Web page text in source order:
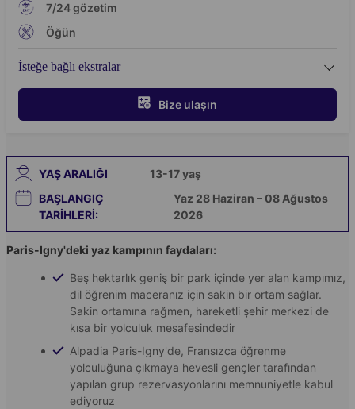
YAŞ ARALIĞI 13-17yaş
BAŞLANGIÇ
TARIHLERI:
Yaz 28 Haziran – 08 Ağustos
2026
Paris-Igny'deki yaz kampının faydaları:
Beş hektarlık geniş bir park içinde yer alan kampımız,
dil öğrenim maceranız için sakin bir ortam sağlar.
Sakin ortamına rağmen, hareketli şehir merkezi de
kısa bir yolculuk mesafesindedir
Alpadia Paris-Igny'de, Fransızca öğrenme
yolculuğuna çıkmaya hevesli gençler tarafından
yapılan grup rezervasyonlarını memnuniyetle kabul
ediyoruz
7/24 gözetim
Öğün
İsteğe bağlı ekstralar
Bize ulaşın